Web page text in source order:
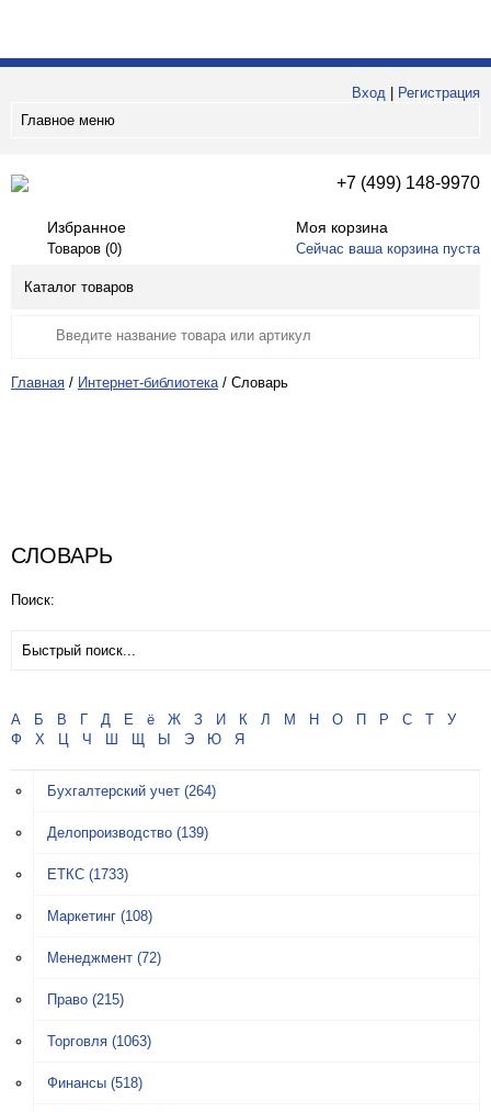
Вход
Регистрация
Главное меню
+7 (499) 148-9970
Избранное
Товаров (0)
Моя корзина
Сейчас ваша корзина пуста
Каталог товаров
Главная / Интернет-библиотека / Словарь
СЛОВАРЬ
Поиск:
А Б В Г Д Е ё Ж З И К Л М Н О П Р С Т
У
Ф
Х Ц Ч Ш Щ Ы Э Ю Я
Бухгалтерский учет (264)
Делопроизводство (139)
ЕТКС (1733)
Маркетинг (108)
Менеджмент (72)
Право (215)
Торговля (1063)
Финансы (518)